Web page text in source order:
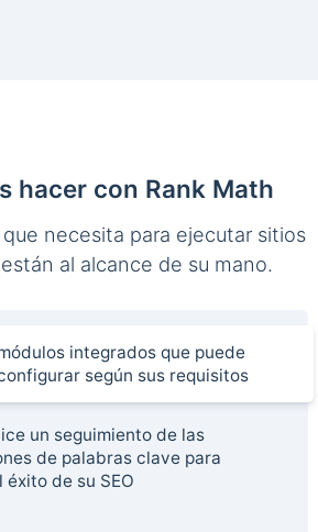
hacer con Rank Math
necesita para ejecutar sitios
al alcance de su mano.
integrados que puede
según sus requisitos
un seguimiento de las
de palabras clave para
de su SEO